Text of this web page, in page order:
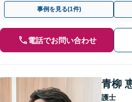
します【藤枝市】【夜間・休日応相談】
事例を見る(1件)
電話でお問い合わせ
青柳
護士